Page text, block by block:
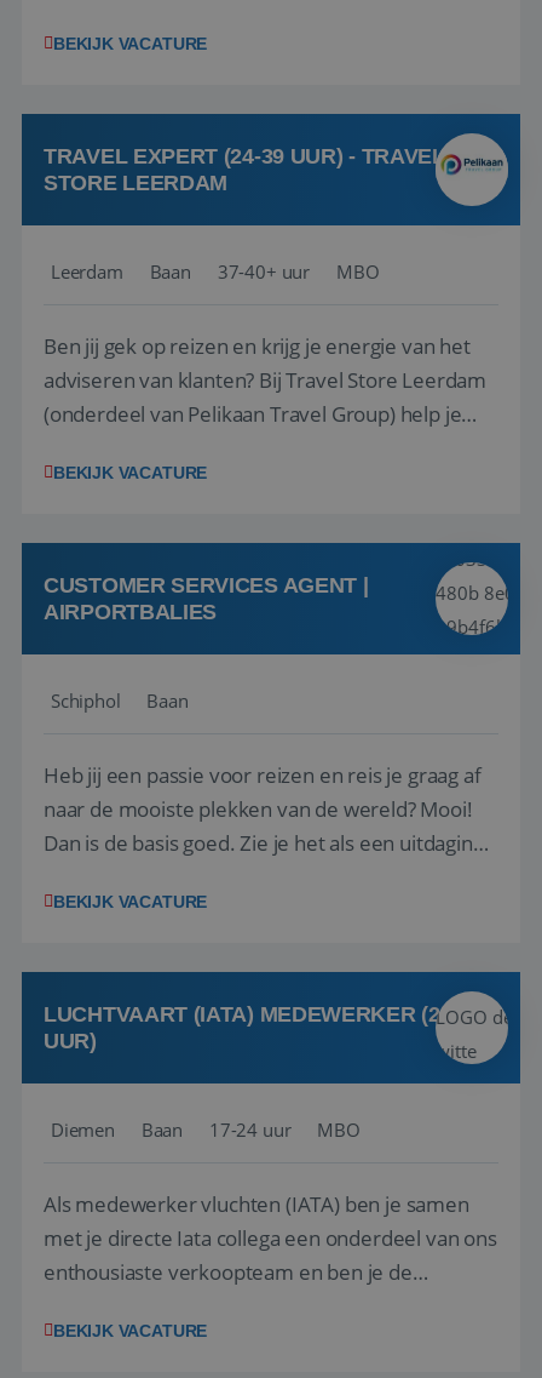
(onderdeel van Pelikaan Travel Group) zoeken
team het reisbureau verder...
BEKIJK VACATURE
TRAVEL EXPERT (24-39 UUR) - TRAVEL
STORE LEERDAM
Leerdam Baan 37-40+ uur MBO
Ben jij gek op reizen en krijg je energie van het
adviseren van klanten? Bij Travel Store Leerdam
(onderdeel van Pelikaan Travel Group) help je
vinden. Samen maken we van elke reis een
hebt in de reisbranche of j...
BEKIJK VACATURE
CUSTOMER SERVICES AGENT |
AIRPORTBALIES
Schiphol Baan
Heb jij een passie voor reizen en reis je graag af
naar de mooiste plekken van de wereld? Mooi!
Dan is de basis goed. Zie je het als een uitdaging
het samenstellen en boeken van de perfecte
deze onderdelen zijn nu samen gevoegd...
BEKIJK VACATURE
LUCHTVAART (IATA) MEDEWERKER (24-32
UUR)
Diemen Baan 17-24 uur MBO
Als medewerker vluchten (IATA) ben je samen
met je directe Iata collega een onderdeel van ons
enthousiaste verkoopteam en ben je de
en tarieven waar je collega’s niet uitkomen.
BEKIJK VACATURE